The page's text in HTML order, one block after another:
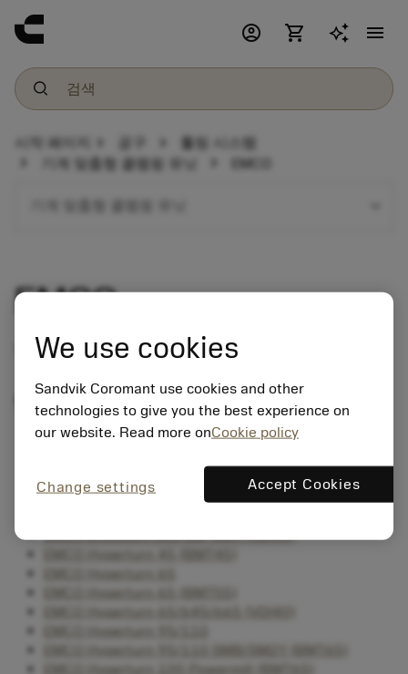
account_circle shopping_cart menu
chevron_right chevron_right 툴링 시스템
EMCO
EMCO
Tool holder programme
밀링 옵션이 있는 터닝 센터
EMCO Emcoturn E45 M, MY
EMCO Emcoturn E65 M, MY
EMCO Emcoturn E65 M, MY (VDI40)
EMCO Emcoturn E65 SM, SMY (VDI40)
EMCO Hyperturn 45 (BMT45)
EMCO Hyperturn 65
EMCO Hyperturn 65 (BMT55)
EMCO Hyperturn 65/645/665 (VDI40)
EMCO Hyperturn 95/110
EMCO Hyperturn 95/110 SMB/SM2Y (BMT65)
EMCO Hyperturn 100 Powermill (BMT65)
We use cookies
Sandvik Coromant use cookies and other
technologies to give you the best experience on
our website. Read more onCookie policy
Change settings Accept Cookies